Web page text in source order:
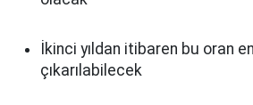
İkinci yıldan itibaren bu oran
çıkarılabilecek